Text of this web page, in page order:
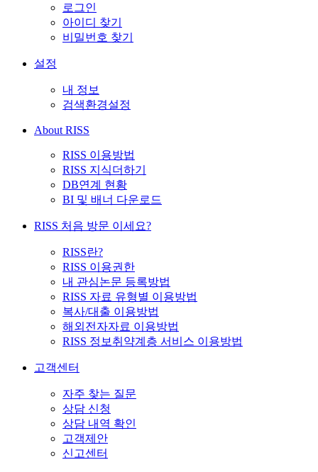
로그인
아이디 찾기
비밀번호 찾기
설정
내 정보
검색환경설정
About RISS
RISS 이용방법
RISS 지식더하기
DB연계 현황
BI 및 배너 다운로드
RISS 처음 방문 이세요?
RISS란?
RISS 이용권한
내 관심논문 등록방법
RISS 자료 유형별 이용방법
복사/대출 이용방법
해외전자자료 이용방법
RISS 정보취약계층 서비스 이용방법
고객센터
자주 찾는 질문
상담 신청
상담 내역 확인
고객제안
신고센터